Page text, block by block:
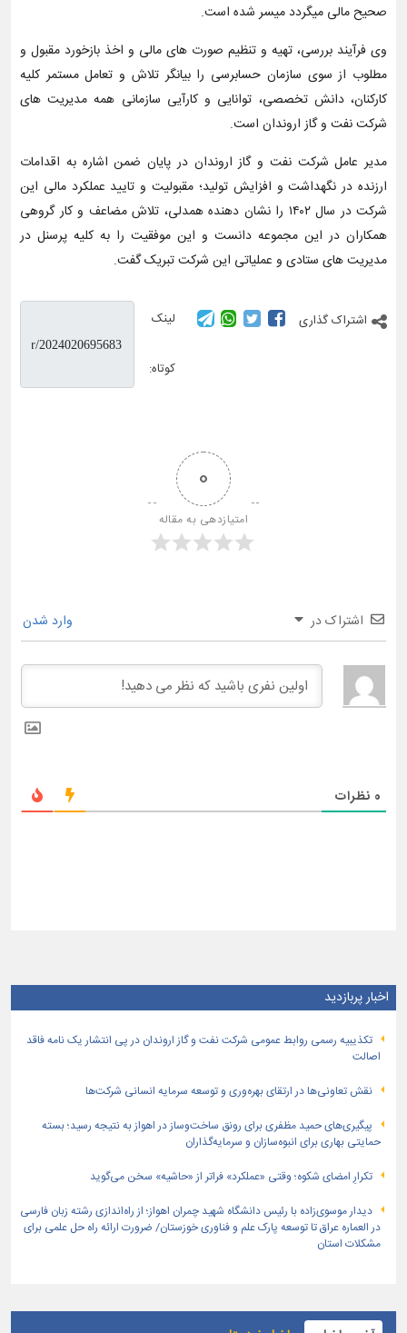
صحیح مالی میگردد میسر شده است.
وی فرآیند بررسی، تهیه و تنظیم صورت های مالی و اخذ بازخورد مقبول و
مطلوب از سوی سازمان حسابرسی را بیانگر تلاش و تعامل مستمر کلیه
کارکنان، دانش تخصصی، توانایی و کارآیی سازمانی همه مدیریت های
شرکت نفت و گاز اروندان است.
مدیر عامل شرکت نفت و گاز اروندان در پایان ضمن اشاره به اقدامات
ارزنده در نگهداشت و افزایش تولید؛ مقبولیت و تایید عملکرد مالی این
شرکت در سال ۱۴۰۲ را نشان دهنده همدلی، تلاش مضاعف و کار گروهی
همکاران در این مجموعه دانست و این موفقیت را به کلیه پرسنل در
مدیریت های ستادی و عملیاتی این شرکت تبریک گفت.
اشتراک گذاری لینک
کوتاه:
0
امتیازدهی به مقاله
اشتراک در وارد شدن
0 نظرات
اخبار پربازدید
تكذیبیه رسمی روابط عمومی شركت نفت و گاز اروندان در پی انتشار یک نامه فاقد
اصالت
نقش تعاونی‌ها در ارتقای بهره‌وری و توسعه سرمایه انسانی شرکت‌ها
پیگیری‌های حمید مظفری برای رونق ساخت‌وساز در اهواز به نتیجه رسید؛ بسته
حمایتی بهاری برای انبوه‌سازان و سرمایه‌گذاران
تکرارِ امضای شکوه؛ وقتی «عملکرد» فراتر از «حاشیه» سخن می‌گوید
دیدار موسوی‌زاده با رئیس دانشگاه شهید چمران اهواز؛ از راه‌اندازی رشته زبان فارسی
در العماره عراق تا توسعه پارک علم و فناوری خوزستان/ ضرورت ارائه راه حل علمی برای
مشکلات استان